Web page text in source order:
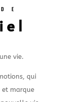
vie.
qui
et marque